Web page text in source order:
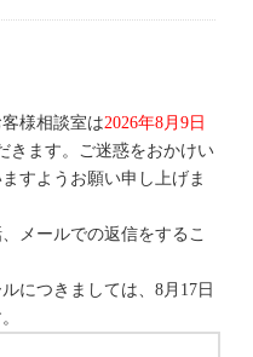
様相談室は2026年8月9日
きます。ご迷惑をおかけい
すようお願い申し上げま
メールでの返信をするこ
につきましては、8月17日